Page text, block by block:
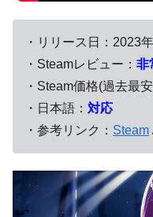
・リリース日：2023
・Steamレビュー： 非
・Steam価格(過去最
・日本語： 対応
・参考リンク： Steam